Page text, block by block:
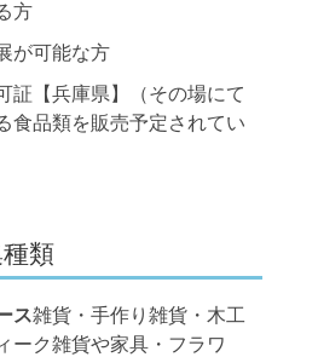
方
が可能な方
証【兵庫県】（その場にて
食品類を販売予定されてい
類
ス雑貨・手作り雑貨・木工
ーク雑貨や家具・フラワ